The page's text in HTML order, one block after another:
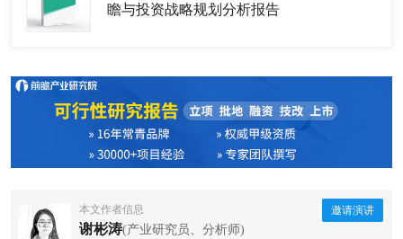
瞻与投资战略规划分析报告
本文作者信息
谢彬涛(产业研究员、分析师)
邀请演讲